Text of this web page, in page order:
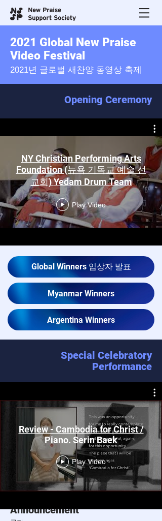
2021 Global New Praise
Video Festival
2021년 글로벌 새찬양 동영상 축제
Opening Ceremony
NY Christian Performing Arts
Foundation (뉴욕 기독교 예술 선
교회) Yedam Drum Team
Play Video
Global Winners 입상자 발표
Myanmar Winners
Argentina Winners
Announcement
Special Celebratory
Performance
Review - Cambodia for Christ /
Piano. Serin Baek
Play Video